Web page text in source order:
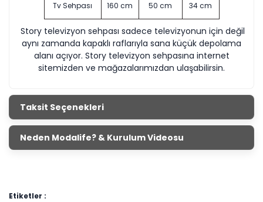
Tv Sehpası 160 cm 50 cm 34 cm
Story televizyon sehpası sadece televizyonun için değil
aynı zamanda kapaklı raflarıyla sana küçük depolama
alanı açıyor. Story televizyon sehpasına internet
sitemizden ve mağazalarımızdan ulaşabilirsin.
Taksit Seçenekleri
Neden Modalife? & Kurulum Videosu
Etiketler :